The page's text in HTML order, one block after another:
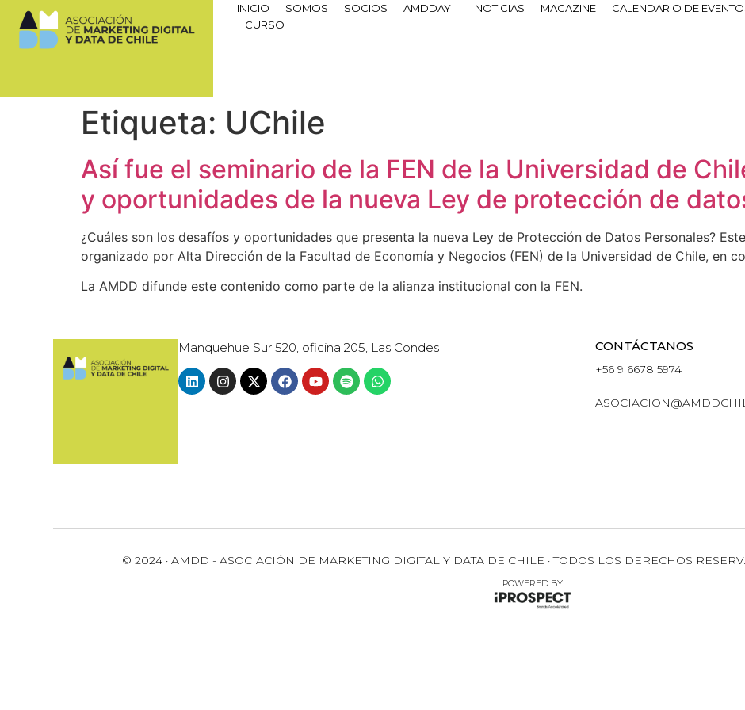
INICIO SOMOS SOCIOS AMDDAY NOTICIAS MAGAZINE CALENDARIO DE
CURSO
Etiqueta: UChile
Así fue el seminario de la FEN de la Universidad de
y oportunidades de la nueva Ley de protección de
¿Cuáles son los desafíos y oportunidades que presenta la nueva Ley de Protección de Datos Personales?
organizado por Alta Dirección de la Facultad de Economía y Negocios (FEN) de la Universidad de Chile, en
La AMDD difunde este contenido como parte de la alianza institucional con la FEN.
Manquehue Sur 520, oficina 205, Las Condes CONTÁCTANOS
+56 9 6678 5974
© 2024 · AMDD - ASOCIACIÓN DE MARKETING DIGITAL Y DATA DE CHILE · TODOS LOS DERECHOS
POWERED BY